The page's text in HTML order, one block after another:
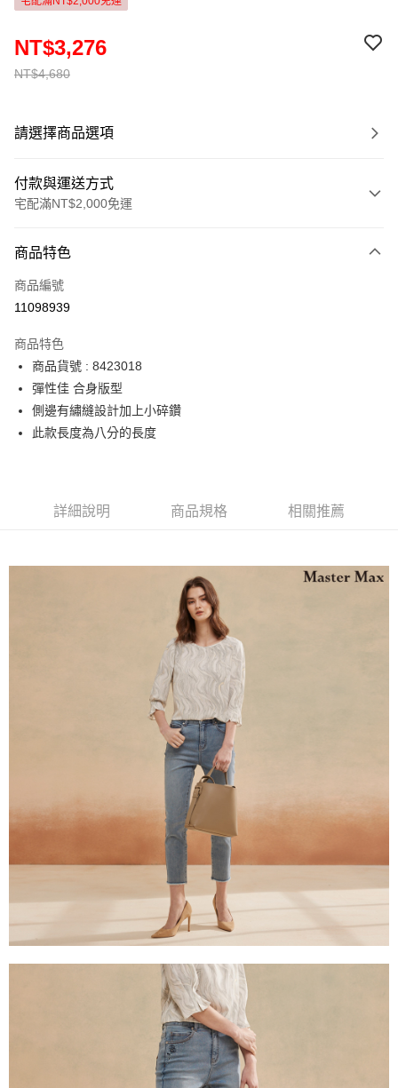
NT$4,680
NT$3,276
請選擇商品選項
付款與運送方式
宅配滿NT$2,000免運
信用卡一次付款
運送方式
宅配
每筆NT$90，滿NT$2,000(含以上)免運費
商品特色
商品編號
11098939
商品特色
商品貨號 : 8423018
彈性佳 合身版型
側邊有繡縫設計加上小碎鑽
此款長度為八分的長度
詳細說明 商品規格 相關推薦